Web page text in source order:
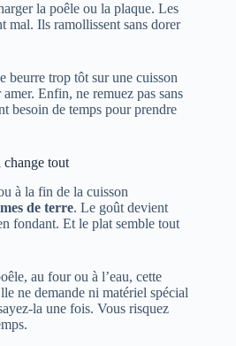
la poêle ou la plaque. Les
mal. Ils ramollissent sans dorer
beurre trop tôt sur une cuisson
Enfin, ne remuez pas sans
besoin de temps pour prendre
change tout
à la fin de la cuisson
de terre. Le goût devient
fondant. Et le plat semble tout
au four ou à l’eau, cette
ne demande ni matériel spécial
la une fois. Vous risquez